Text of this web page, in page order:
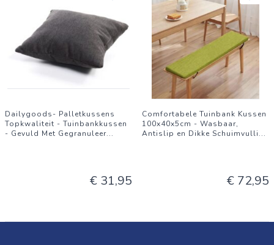
Dailygoods- Palletkussens
Topkwaliteit - Tuinbankkussen
- Gevuld Met Gegranuleer...
€ 31,95
Comfortabele Tuinbank Kussen
100x40x5cm - Wasbaar,
Antislip en Dikke Schuimvulli...
€ 72,95